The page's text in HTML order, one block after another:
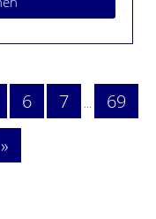
6 7 ...
69
»